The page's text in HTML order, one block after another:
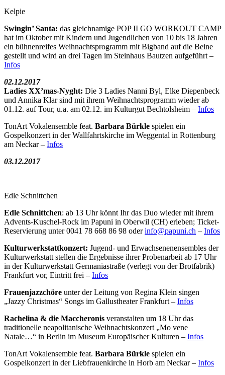
Kelpie
Swingin’ Santa: das gleichnamige POP II GO WORKOUT CAMP
hat im Oktober mit Kindern und Jugendlichen von 10 bis 18 Jahren
ein bühnenreifes Weihnachtsprogramm mit Bigband auf die Beine
gestellt und wird an drei Tagen im Steinhaus Bautzen aufgeführt –
Infos
02.12.2017
Ladies XX’mas-Nyght: Die 3 Ladies Nanni Byl, Elke Diepenbeck
und Annika Klar sind mit ihrem Weihnachtsprogramm wieder ab
01.12. auf Tour, u.a. am 02.12. im Kulturgut Bechtolsheim – Infos
TonArt Vokalensemble feat. Barbara Bürkle spielen ein
Gospelkonzert in der Wallfahrtskirche im Weggental in Rottenburg
am Neckar – Infos
03.12.2017
Edle Schnittchen
Edle Schnittchen: ab 13 Uhr könnt Ihr das Duo wieder mit ihrem
Advents-Kuschel-Rock im Papuni in Oberwil (CH) erleben; Ticket-
Reservierung unter 0041 78 668 86 98 oder
hc.in
upap@
ofni – Infos
Kulturwerkstattkonzert: Jugend- und Erwachsenenensembles der
Kulturwerkstatt stellen die Ergebnisse ihrer Probenarbeit ab 17 Uhr
in der Kulturwerkstatt Germaniastraße (verlegt von der Brotfabrik)
Frankfurt vor, Eintritt frei – Infos
Frauenjazzchöre unter der Leitung von Regina Klein singen
„Jazzy Christmas“ Songs im Gallustheater Frankfurt – Infos
Rachelina & die Maccheronis veranstalten um 18 Uhr das
traditionelle neapolitanische Weihnachtskonzert „Mo vene
Natale…“ in Berlin im Museum Europäischer Kulturen – Infos
TonArt Vokalensemble feat. Barbara Bürkle spielen ein
Gospelkonzert in der Liebfrauenkirche in Horb am Neckar – Infos